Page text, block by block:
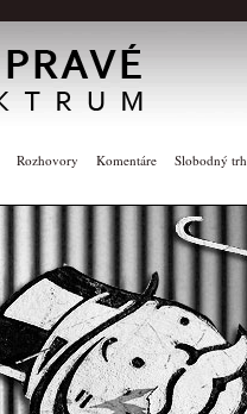
Rozhovory Komentáre Slobodný trh